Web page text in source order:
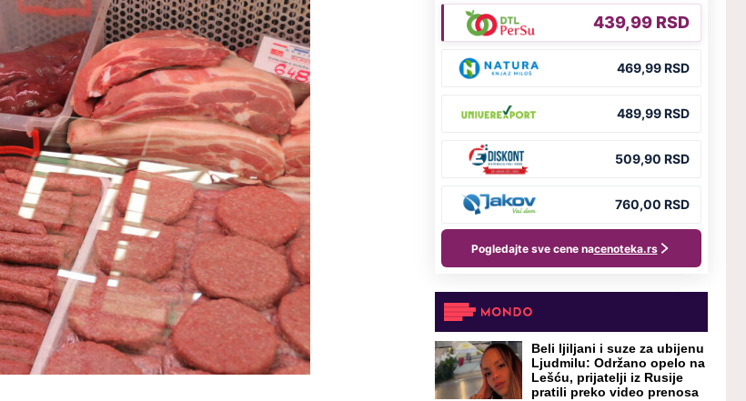
Beli ljiljani i suze za ubijenu
Ljudmilu: Održano opelo na
Lešću, prijatelji iz Rusije
pratili preko video prenosa